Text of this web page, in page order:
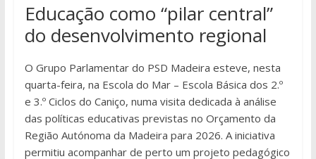
Educação como “pilar central”
do desenvolvimento regional
O Grupo Parlamentar do PSD Madeira esteve, nesta
quarta-feira, na Escola do Mar – Escola Básica dos 2.º
e 3.º Ciclos do Caniço, numa visita dedicada à análise
das políticas educativas previstas no Orçamento da
Região Autónoma da Madeira para 2026. A iniciativa
permitiu acompanhar de perto um projeto pedagógico